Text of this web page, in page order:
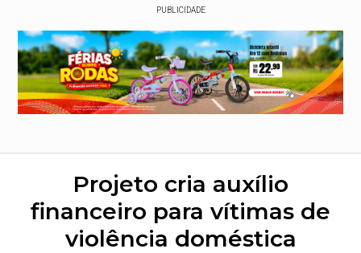
PUBLICIDADE
Projeto cria auxílio
financeiro para vítimas de
violência doméstica